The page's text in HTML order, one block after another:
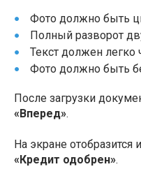
Фото должно быть
Полный разворот
Текст должен легко
Фото должно быть
После загрузки
«Вперед».
На экране
«Кредит одобрен».